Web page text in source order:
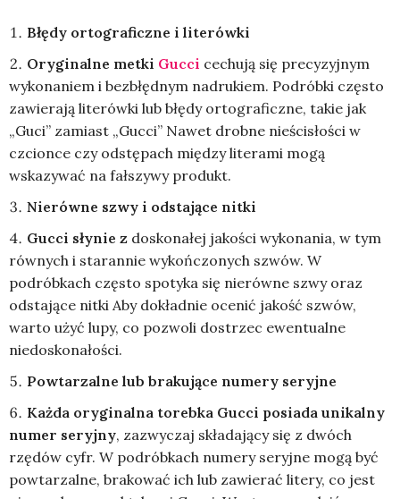
Błędy ortograficzne i literówki
Oryginalne metki Gucci cechują się precyzyjnym
wykonaniem i bezbłędnym nadrukiem. Podróbki często
zawierają literówki lub błędy ortograficzne, takie jak
„Guci” zamiast „Gucci” Nawet drobne nieścisłości w
czcionce czy odstępach między literami mogą
wskazywać na fałszywy produkt.
Nierówne szwy i odstające nitki
Gucci słynie z doskonałej jakości wykonania, w tym
równych i starannie wykończonych szwów. W
podróbkach często spotyka się nierówne szwy oraz
odstające nitki Aby dokładnie ocenić jakość szwów,
warto użyć lupy, co pozwoli dostrzec ewentualne
niedoskonałości.
Powtarzalne lub brakujące numery seryjne
Każda oryginalna torebka Gucci posiada unikalny
numer seryjny, zazwyczaj składający się z dwóch
rzędów cyfr. W podróbkach numery seryjne mogą być
powtarzalne, brakować ich lub zawierać litery, co jest